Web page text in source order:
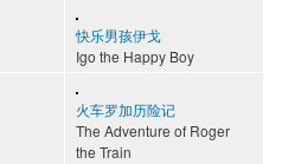
快乐男孩伊戈
Igo the Happy Boy
火车罗加历险记
The Adventure of Roger
the Train